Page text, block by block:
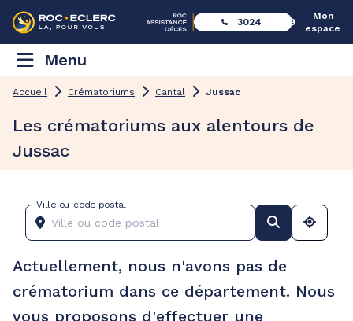
3024
Mon
espace
Menu
Accueil Crématoriums Cantal Jussac
Les crématoriums aux alentours de
Jussac
Ville ou code postal
Actuellement, nous n'avons pas de
crématorium dans ce département. Nous
vous proposons d'effectuer une